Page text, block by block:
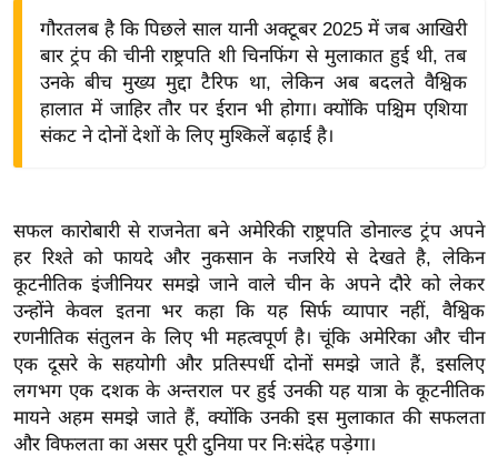
द्यो
त
वि
शे
ष
ज्ञ
रा
य
ब
गौरतलब है कि पिछले साल यानी अक्टूबर 2025 में जब आखिरी
बार ट्रंप की चीनी राष्ट्रपति शी चिनफिंग से मुलाकात हुई थी, तब
उनके बीच मुख्य मुद्दा टैरिफ था, लेकिन अब बदलते वैश्विक
हालात में जाहिर तौर पर ईरान भी होगा। क्योंकि पश्चिम एशिया
संकट ने दोनों देशों के लिए मुश्किलें बढ़ाई है।
सफल कारोबारी से राजनेता बने अमेरिकी राष्ट्रपति डोनाल्ड ट्रंप अपने
हर रिश्ते को फायदे और नुकसान के नजरिये से देखते है, लेकिन
कूटनीतिक इंजीनियर समझे जाने वाले चीन के अपने दौरे को लेकर
उन्होंने केवल इतना भर कहा कि यह सिर्फ व्यापार नहीं, वैश्विक
रणनीतिक संतुलन के लिए भी महत्वपूर्ण है। चूंकि अमेरिका और चीन
एक दूसरे के सहयोगी और प्रतिस्पर्धी दोनों समझे जाते हैं, इसलिए
लगभग एक दशक के अन्तराल पर हुई उनकी यह यात्रा के कूटनीतिक
मायने अहम समझे जाते हैं, क्योंकि उनकी इस मुलाकात की सफलता
और विफलता का असर पूरी दुनिया पर निःसंदेह पड़ेगा।